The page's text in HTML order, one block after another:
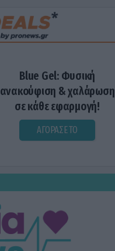
Blue Gel: Φυσική
ανακούφιση & χαλάρωση
σε κάθε εφαρμογή!
ΑΓΟΡΑΣΕ ΤΟ